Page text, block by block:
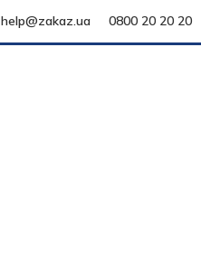
help@zakaz.ua 0800 20 20 20